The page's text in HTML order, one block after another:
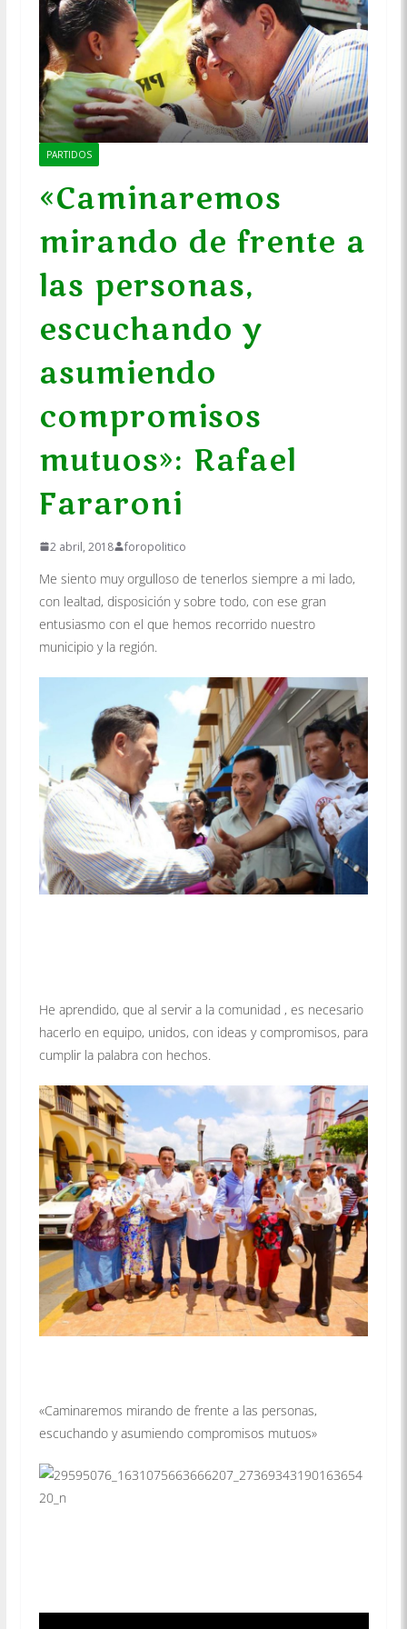
PARTIDOS
«Caminaremos
mirando de frente a
las personas,
escuchando y
asumiendo
compromisos
mutuos»: Rafael
Fararoni
2 abril, 2018 foropolitico
Me siento muy orgulloso de tenerlos siempre a mi lado,
con lealtad, disposición y sobre todo, con ese gran
entusiasmo con el que hemos recorrido nuestro
municipio y la región.
He aprendido, que al servir a la comunidad , es necesario
hacerlo en equipo, unidos, con ideas y compromisos, para
cumplir la palabra con hechos.
«Caminaremos mirando de frente a las personas,
escuchando y asumiendo compromisos mutuos»